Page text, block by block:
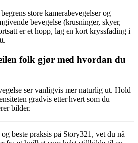
store kamerabevegelser og
bevegelse (krusninger, skyer,
er et hopp, lag en kort kryssfading i
folk gjør med hvordan du
ser vanligvis mer naturlig ut. Hold
gradvis etter hvert som du
bilder.
beste praksis på Story321, vet du nå